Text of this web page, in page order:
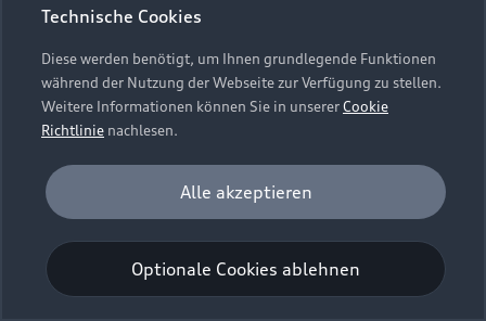
Bordbuch & Bedienungsanleitungen
Verträge kündigen
Vertrag widerrufen
Datenschutz
Audi erleben
Newsletter
Datenschutzinformation
Cookie-Richtlinie
Barrierefreiheit
Digital Services Act
EU Data Act
Embleme am Fahrzeug bei allen Abbildungen auf dieser
Webseite kann abweichen.
Technische Cookies
Diese werden benötigt, um Ihnen grundlegende Funktionen
während der Nutzung der Webseite zur Verfügung zu stellen.
Weitere Informationen können Sie in unsererCookie
Richtlinie nachlesen.
Analyse und Statistik
Performance Cookies sammeln Informationen
darüber, wie unsere Webseite genutzt wird (z. B.
Anzahl der Besuche, Verweildauer). Diese Cookies
werden zur Optimierung der Webseite verwendet.
Optionale Cookies ablehnen
Alle akzeptieren